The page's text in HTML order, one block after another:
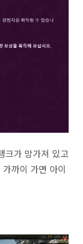
크가 망가져 있고
까이 가면 아이